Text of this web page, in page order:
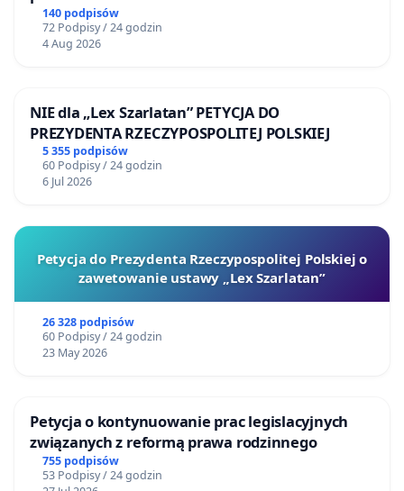
140 podpisów
72 Podpisy / 24 godzin
4 Aug 2026
NIE dla „Lex Szarlatan” PETYCJA DO
PREZYDENTA RZECZYPOSPOLITEJ POLSKIEJ
5 355 podpisów
60 Podpisy / 24 godzin
6 Jul 2026
Petycja do Prezydenta Rzeczypospolitej Polskiej o
zawetowanie ustawy „Lex Szarlatan”
26 328 podpisów
60 Podpisy / 24 godzin
23 May 2026
Petycja o kontynuowanie prac legislacyjnych
związanych z reformą prawa rodzinnego
755 podpisów
53 Podpisy / 24 godzin